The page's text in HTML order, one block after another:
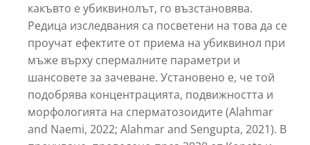
какъвто е убиквинолът, го възстановява.
Редица изследвания са посветени на това да се
проучат ефектите от приема на убиквинол при
мъже върху спермалните параметри и
шансовете за зачеване. Установено е, че той
подобрява концентрацията, подвижността и
морфологията на сперматозоидите (Alahmar
and Naemi, 2022; Alahmar and Sengupta, 2021). В